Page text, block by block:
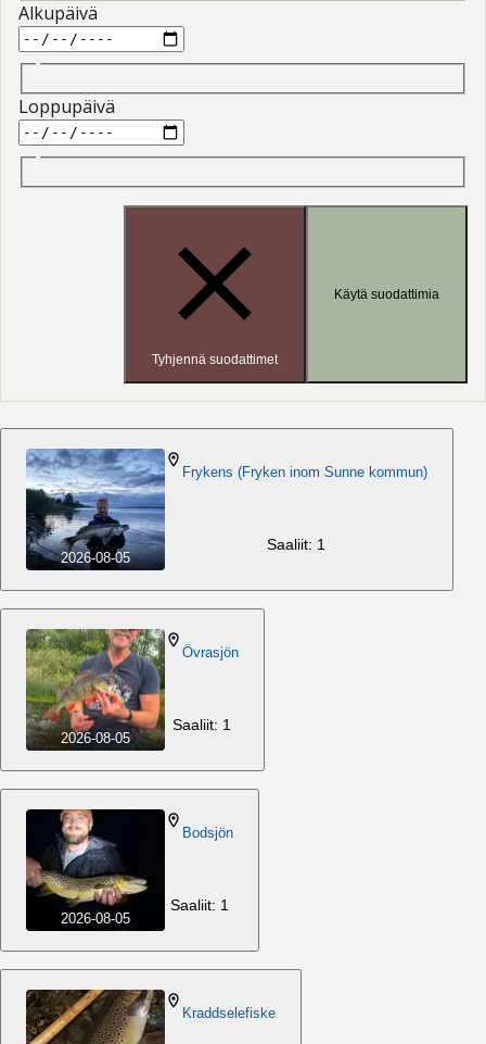
Alkupäivä
Loppupäivä
Tyhjennä suodattimet
Käytä suodattimia
2026-08-05
Frykens (Fryken inom Sunne kommun)
Saaliit: 1
2026-08-05
Övrasjön
Saaliit: 1
2026-08-05
Bodsjön
Saaliit: 1
Kraddselefiske